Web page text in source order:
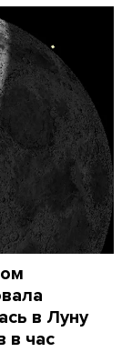
в Луну
в час